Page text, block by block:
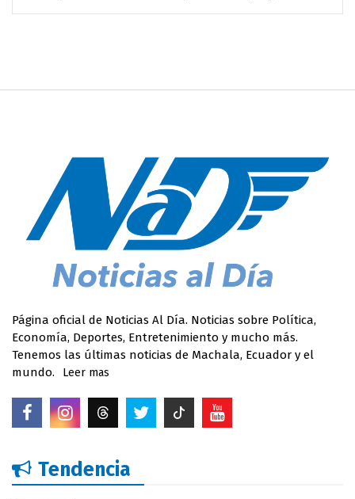
Página oficial de Noticias Al Día. Noticias sobre Política,
Economía, Deportes, Entretenimiento y mucho más.
Tenemos las últimas noticias de Machala, Ecuador y el
mundo.
Leer mas
Tendencia